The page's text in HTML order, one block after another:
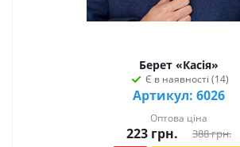
Берет «Касія»
Є в наявності (14)
Артикул: 6026
Оптова ціна
223 грн. 388грн.